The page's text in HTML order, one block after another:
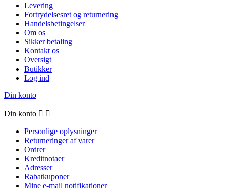
Levering
Fortrydelsesret og returnering
Handelsbetingelser
Om os
Sikker betaling
Kontakt os
Oversigt
Butikker
Log ind
Din konto
Din konto  
Personlige oplysninger
Returneringer af varer
Ordrer
Kreditnotaer
Adresser
Rabatkuponer
Mine e-mail notifikationer